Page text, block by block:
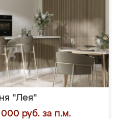
"Лея"
руб. за п.м.